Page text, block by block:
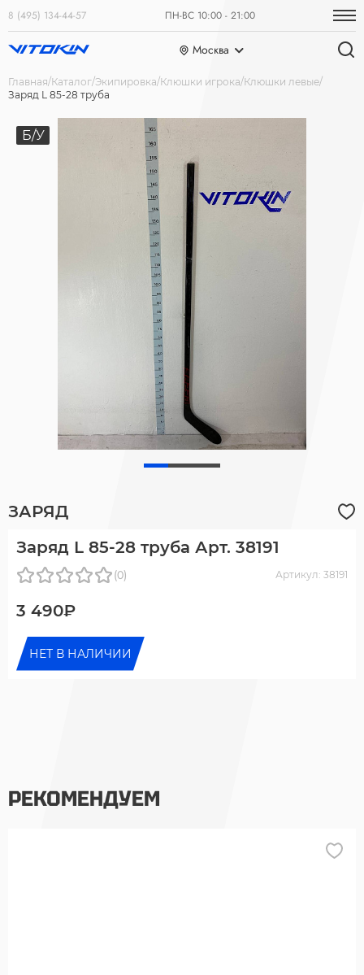
8 (495) 134-44-57 ПН-ВС 10:00 - 21:00
Москва
Главная Каталог Экипировка Клюшки игрока Клюшки левые
Заряд L 85-28 труба
Б/У
ЗАРЯД
Заряд L 85-28 труба Арт. 38191
(0) Артикул: 38191
3 490₽
НЕТ В НАЛИЧИИ
РЕКОМЕНДУЕМ